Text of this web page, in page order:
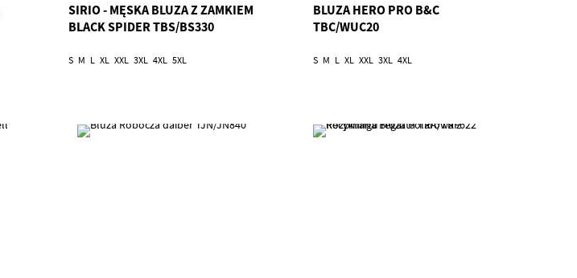
SIRIO - MĘSKA BLUZA Z ZAMKIEM
BLACK SPIDER TBS/BS330
S M L XL XXL 3XL 4XL 5XL
BLUZA HERO PRO B&C
TBC/WUC20
S M L XL XXL 3XL 4XL